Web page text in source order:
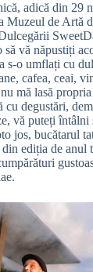
adică din 29
Muzeul de Artă
vă năpustiți
s-o umflați cu
cafea, ceai,
mă lasă
cu degustări,
vă puteți întâlni
jos, bucătarul
ediția de anul